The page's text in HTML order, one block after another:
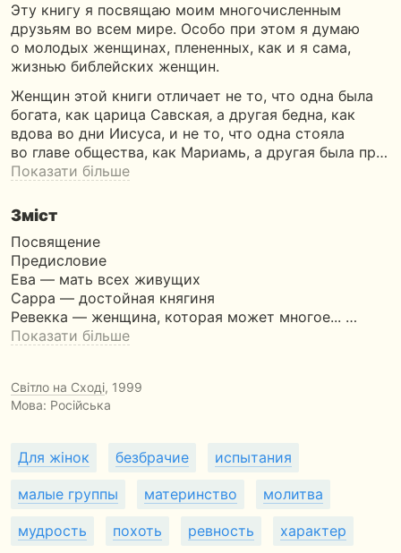
Эту книгу я посвящаю моим многочисленным
друзьям во всем мире. Особо при этом я думаю
о молодых женщинах, плененных, как и я сама,
жизнью библейских женщин.
Женщин этой книги отличает не то, что одна была
богата, как царица Савская‚ а другая бедна, как
вдова во дни Иисуса, и не то, что одна стояла
во главе общества, как Мариамь, а другая была пр…
Показати більше
Зміст
Посвящение
Предисловие
Ева — мать всех живущих
Сарра — достойная княгиня
Ревекка — женщина, которая может многое... …
Показати більше
Світло на Сході, 1999
Мова: Російська
Для жінок безбрачие испытания
малые группы материнство молитва
мудрость похоть ревность характер